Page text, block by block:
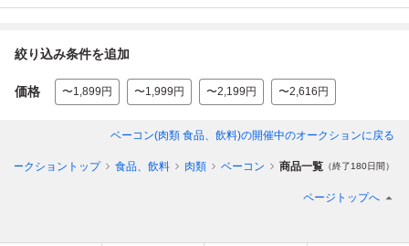
絞り込み条件を追加
価格 〜1,899円 〜1,999円 〜2,199円 〜2,616円
ベーコン(肉類 食品、飲料)の開催中のオークションに戻る
オークショントップ 食品、飲料 肉類 ベーコン 商品一覧 （終了180日間）
ページトップへ